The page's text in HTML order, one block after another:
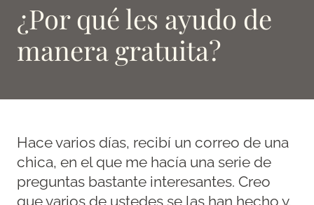
¿Por qué les ayudo de
manera gratuita?
Hace varios días, recibí un correo de una
chica, en el que me hacía una serie de
preguntas bastante interesantes. Creo
que varios de ustedes se las han hecho y,